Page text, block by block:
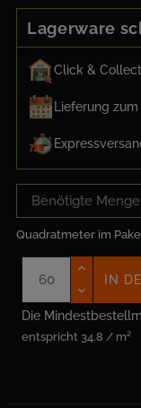
Lagerware
Click &
Lieferung
Quadratmeter im
entspricht 34.8 / m²
IN
Die